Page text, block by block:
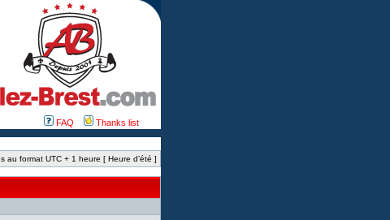
FAQ Thanks list
au format UTC + 1 heure [ Heure d’été ]